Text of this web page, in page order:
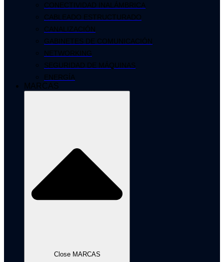
CONECTIVIDAD INALÁMBRICA
CABLEADO ESTRUCTURADO
CANALIZACIÓN
GABINETES DE COMUNICACIÓN
NETWORKING
SEGURIDAD DE MÁQUINAS
ENERGÍA
MARCAS
Close MARCAS